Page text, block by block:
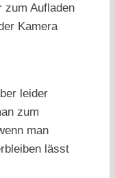
zum Aufladen
Kamera
leider
zum
man
lässt